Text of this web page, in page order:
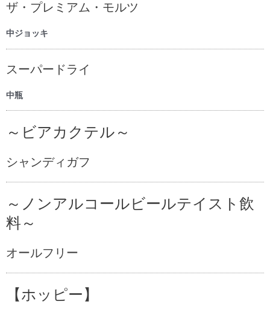
ザ・プレミアム・モルツ
中ジョッキ
スーパードライ
中瓶
～ビアカクテル～
シャンディガフ
～ノンアルコールビールテイスト飲
料～
オールフリー
【ホッピー】